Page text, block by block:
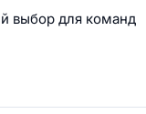
выбор для команд